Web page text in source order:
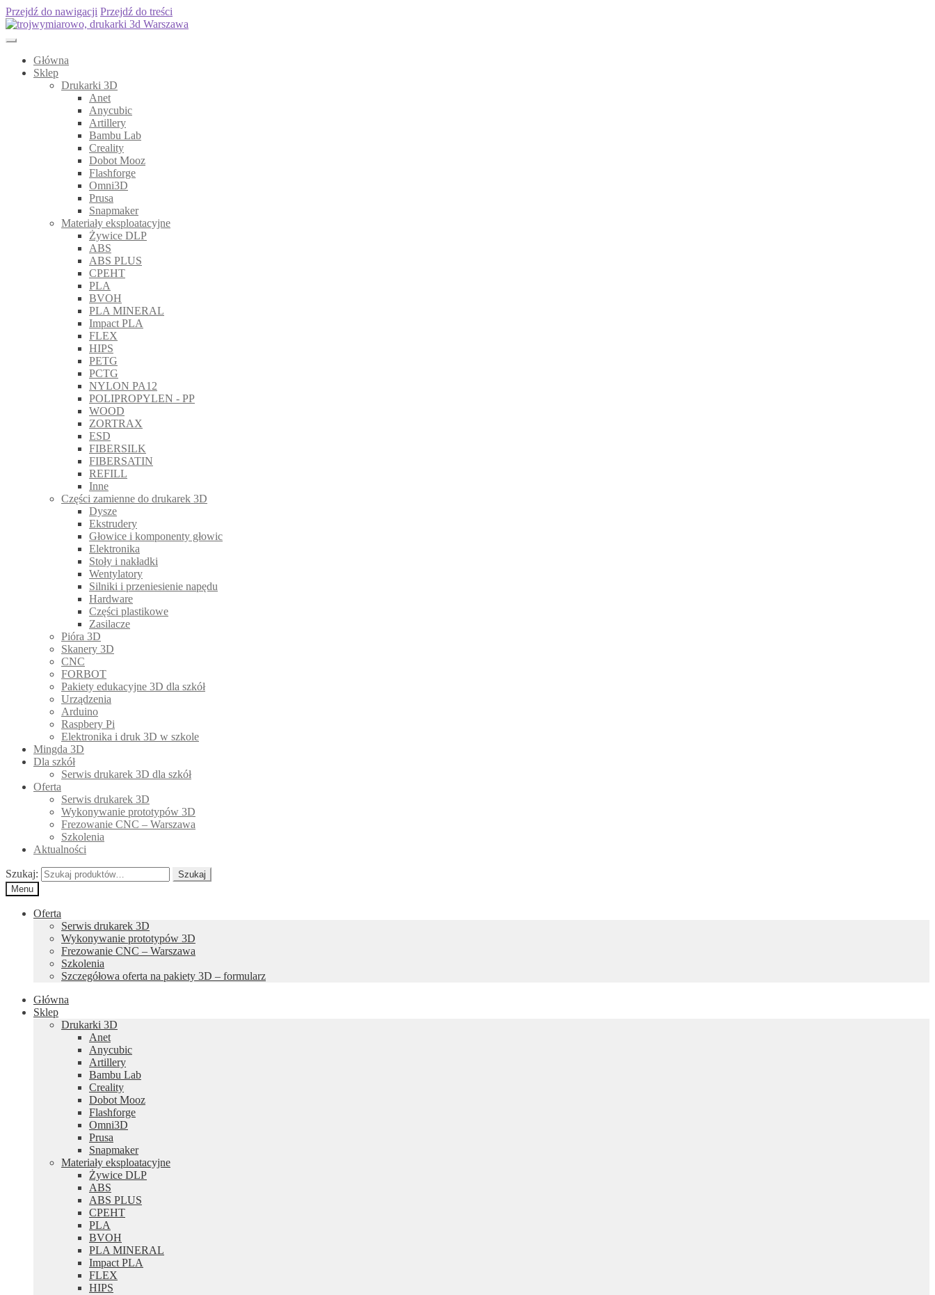
Przejdź do nawigacji Przejdź do treści
Główna
Sklep
Drukarki 3D
Anet
Anycubic
Artillery
Bambu Lab
Creality
Dobot Mooz
Flashforge
Omni3D
Prusa
Snapmaker
Materiały eksploatacyjne
Żywice DLP
ABS
ABS PLUS
CPEHT
PLA
BVOH
PLA MINERAL
Impact PLA
FLEX
HIPS
PETG
PCTG
NYLON PA12
POLIPROPYLEN - PP
WOOD
ZORTRAX
ESD
FIBERSILK
FIBERSATIN
REFILL
Inne
Części zamienne do drukarek 3D
Dysze
Ekstrudery
Głowice i komponenty głowic
Elektronika
Stoły i nakładki
Wentylatory
Silniki i przeniesienie napędu
Hardware
Części plastikowe
Zasilacze
Pióra 3D
Skanery 3D
CNC
FORBOT
Pakiety edukacyjne 3D dla szkół
Urządzenia
Arduino
Raspbery Pi
Elektronika i druk 3D w szkole
Mingda 3D
Dla szkół
Serwis drukarek 3D dla szkół
Oferta
Serwis drukarek 3D
Wykonywanie prototypów 3D
Frezowanie CNC – Warszawa
Szkolenia
Aktualności
Szukaj:
Szukaj
Menu
Oferta
Serwis drukarek 3D
Wykonywanie prototypów 3D
Frezowanie CNC – Warszawa
Szkolenia
Szczegółowa oferta na pakiety 3D – formularz
Główna
Sklep
Drukarki 3D
Anet
Anycubic
Artillery
Bambu Lab
Creality
Dobot Mooz
Flashforge
Omni3D
Prusa
Snapmaker
Materiały eksploatacyjne
Żywice DLP
ABS
ABS PLUS
CPEHT
PLA
BVOH
PLA MINERAL
Impact PLA
FLEX
HIPS